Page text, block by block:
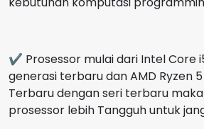
✔ Prosessor mulai dari Intel Core
generasi terbaru dan AMD Ryzen
Terbaru dengan seri terbaru
prosessor lebih Tangguh untuk